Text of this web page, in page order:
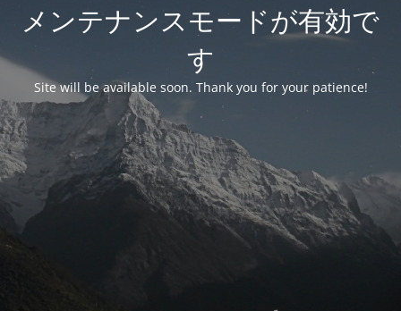
メンテナンスモードが有効で
す
Site will be available soon. Thank you for your patience!